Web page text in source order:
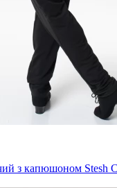
з капюшоном Stesh